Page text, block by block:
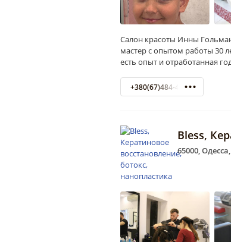
Салон красоты Инны
мастер с опытом работы 30
есть опыт и отработанная
+380(67)484-47-00
Bless,
65000,